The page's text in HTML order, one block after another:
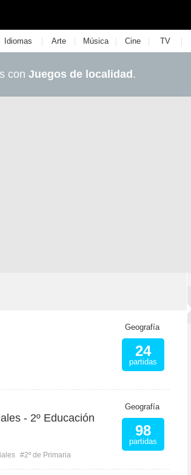
Idiomas | Arte | Música | Cine | TV |
con Juegos de localidad .
Geografía
24
partidas
- 2º Educación
#2º de Primaria
Geografía
98
partidas